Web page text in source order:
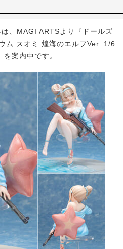
、MAGI ARTSより『ドールズ
ム スオミ 煌海のエルフVer. 1/6
案内中です。